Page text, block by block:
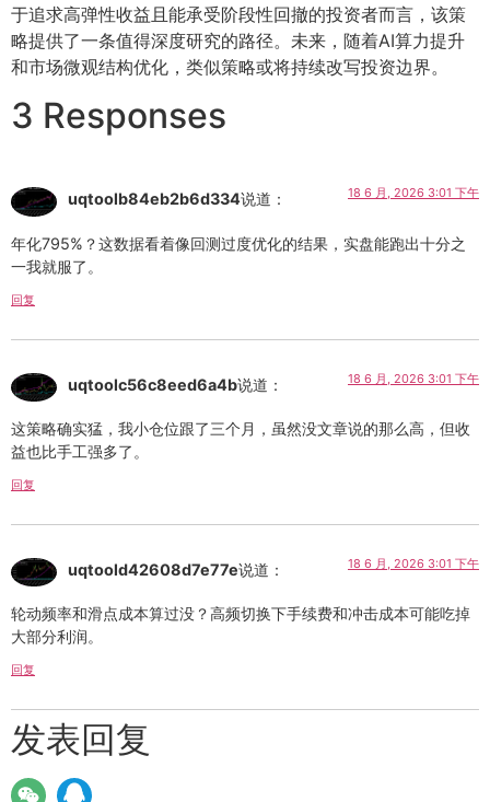
于追求高弹性收益且能承受阶段性回撤的投资者而言，该策
略提供了一条值得深度研究的路径。未来，随着AI算力提升
和市场微观结构优化，类似策略或将持续改写投资边界。
3 Responses
uqtoolb84eb2b6d334说道： 18 6 月, 2026 3:01 下午
年化795%？这数据看着像回测过度优化的结果，实盘能跑出十分之
一我就服了。
回复
uqtoolc56c8eed6a4b说道： 18 6 月, 2026 3:01 下午
这策略确实猛，我小仓位跟了三个月，虽然没文章说的那么高，但收
益也比手工强多了。
回复
uqtoold42608d7e77e说道： 18 6 月, 2026 3:01 下午
轮动频率和滑点成本算过没？高频切换下手续费和冲击成本可能吃掉
大部分利润。
回复
发表回复